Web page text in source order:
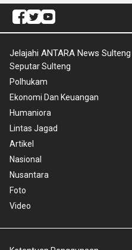
Jelajahi ANTARA News Sulteng
Seputar Sulteng
Polhukam
Ekonomi Dan Keuangan
Humaniora
Lintas Jagad
Artikel
Nasional
Nusantara
Foto
Video